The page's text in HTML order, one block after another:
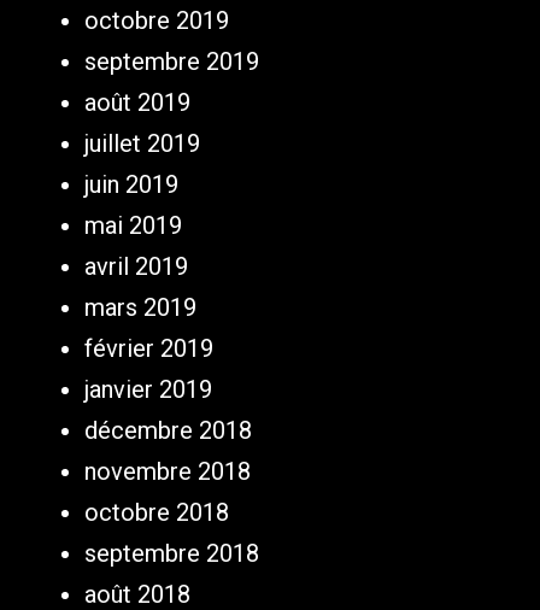
octobre 2019
septembre 2019
août 2019
juillet 2019
juin 2019
mai 2019
avril 2019
mars 2019
février 2019
janvier 2019
décembre 2018
novembre 2018
octobre 2018
septembre 2018
août 2018